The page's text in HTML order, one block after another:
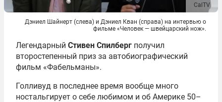
CalTV
Дэниел Шайнерт (слева) и Дэниел Кван (справа) на интервью о
фильме «Человек — швейцарский нож».
Легендарный Стивен Спилберг получил
второстепенный приз за автобиографический
фильм «Фабельманы».
Голливуд в последнее время вообще много
ностальгирует о себе любимом и об Америке 50–